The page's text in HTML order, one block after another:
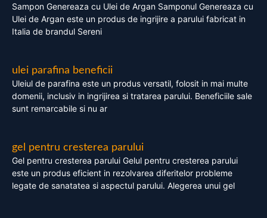
Sampon Genereaza cu Ulei de Argan Samponul Genereaza cu
Ulei de Argan este un produs de ingrijire a parului fabricat in
Italia de brandul Sereni
ulei parafina beneficii
Uleiul de parafina este un produs versatil, folosit in mai multe
domenii, inclusiv in ingrijirea si tratarea parului. Beneficiile sale
sunt remarcabile si nu ar
gel pentru cresterea parului
Gel pentru cresterea parului Gelul pentru cresterea parului
este un produs eficient in rezolvarea diferitelor probleme
legate de sanatatea si aspectul parului. Alegerea unui gel